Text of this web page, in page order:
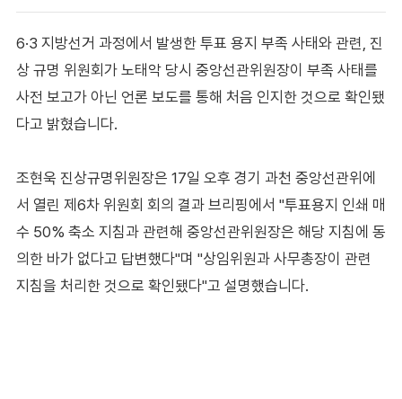
6·3 지방선거 과정에서 발생한 투표 용지 부족 사태와 관련, 진
상 규명 위원회가 노태악 당시 중앙선관위원장이 부족 사태를
사전 보고가 아닌 언론 보도를 통해 처음 인지한 것으로 확인됐
다고 밝혔습니다.
조현욱 진상규명위원장은 17일 오후 경기 과천 중앙선관위에
서 열린 제6차 위원회 회의 결과 브리핑에서 "투표용지 인쇄 매
수 50% 축소 지침과 관련해 중앙선관위원장은 해당 지침에 동
의한 바가 없다고 답변했다"며 "상임위원과 사무총장이 관련
지침을 처리한 것으로 확인됐다"고 설명했습니다.